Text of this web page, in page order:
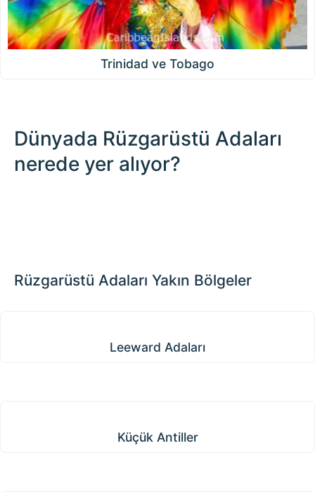
Trinidad ve Tobago
Dünyada Rüzgarüstü Adaları
nerede yer alıyor?
500 km / 310.7 mi
Rüzgarüstü Adaları Yakın Bölgeler
Leeward Adaları
Küçük Antiller